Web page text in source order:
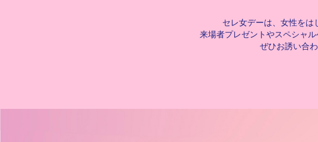
セレ女デーは、女性をは
来場者プレゼントやスペシャ
ぜひお誘い合